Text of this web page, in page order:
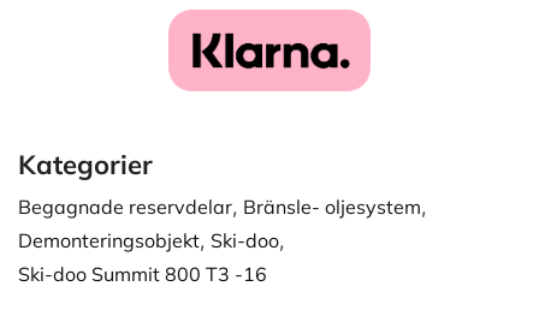
Kategorier
Begagnade reservdelar, Bränsle- oljesystem,
Demonteringsobjekt, Ski-doo,
Ski-doo Summit 800 T3 -16